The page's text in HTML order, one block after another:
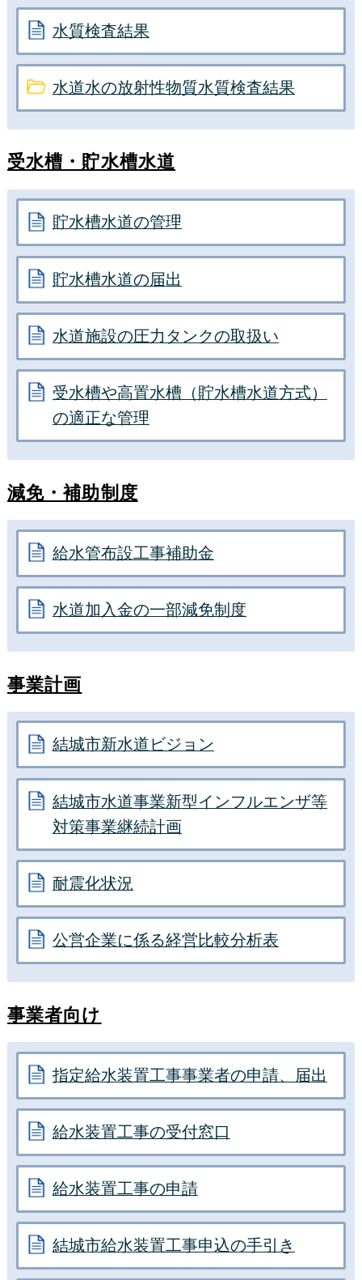
水質検査結果
水道水の放射性物質水質検査結果
受水槽・貯水槽水道
貯水槽水道の管理
貯水槽水道の届出
水道施設の圧力タンクの取扱い
受水槽や高置水槽（貯水槽水道方式）
の適正な管理
減免・補助制度
給水管布設工事補助金
水道加入金の一部減免制度
事業計画
結城市新水道ビジョン
結城市水道事業新型インフルエンザ等
対策事業継続計画
耐震化状況
公営企業に係る経営比較分析表
事業者向け
指定給水装置工事事業者の申請、届出
給水装置工事の受付窓口
給水装置工事の申請
結城市給水装置工事申込の手引き